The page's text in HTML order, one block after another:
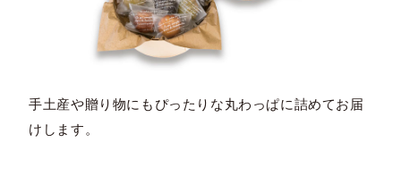
手土産や贈り物にもぴったりな丸わっぱに詰めてお届
けします。